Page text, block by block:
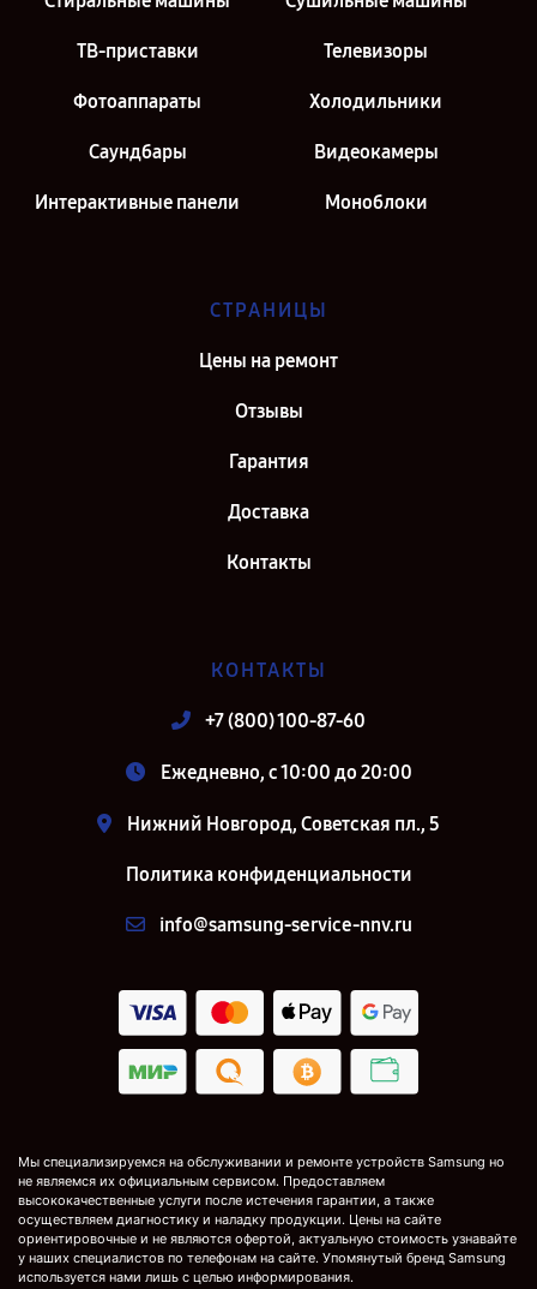
ТВ-приставки Телевизоры
Фотоаппараты Холодильники
Саундбары Видеокамеры
Интерактивные панели Моноблоки
СТРАНИЦЫ
Цены на ремонт
Отзывы
Гарантия
Доставка
Контакты
КОНТАКТЫ
+7 (800) 100-87-60
Ежедневно, с 10:00 до 20:00
Нижний Новгород, Советская пл., 5
Политика конфиденциальности
info@samsung-service-nnv.ru
Мы специализируемся на обслуживании и ремонте устройств Samsung но
не являемся их официальным сервисом. Предоставляем
высококачественные услуги после истечения гарантии, а также
осуществляем диагностику и наладку продукции. Цены на сайте
ориентировочные и не являются офертой, актуальную стоимость узнавайте
у наших специалистов по телефонам на сайте. Упомянутый бренд Samsung
используется нами лишь с целью информирования.